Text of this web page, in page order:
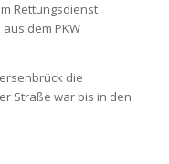
Rettungsdienst
dem PKW
die
Straße war bis in den